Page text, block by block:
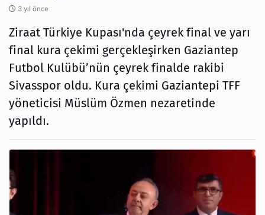
3 yıl önce
Ziraat Türkiye Kupası'nda çeyrek final ve yarı
final kura çekimi gerçekleşirken Gaziantep
Futbol Kulübü’nün çeyrek finalde rakibi
Sivasspor oldu. Kura çekimi Gaziantepi TFF
yöneticisi Müslüm Özmen nezaretinde
yapıldı.